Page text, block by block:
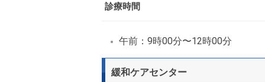
診療時間
午前：9時00分〜12時00分
緩和ケアセンター